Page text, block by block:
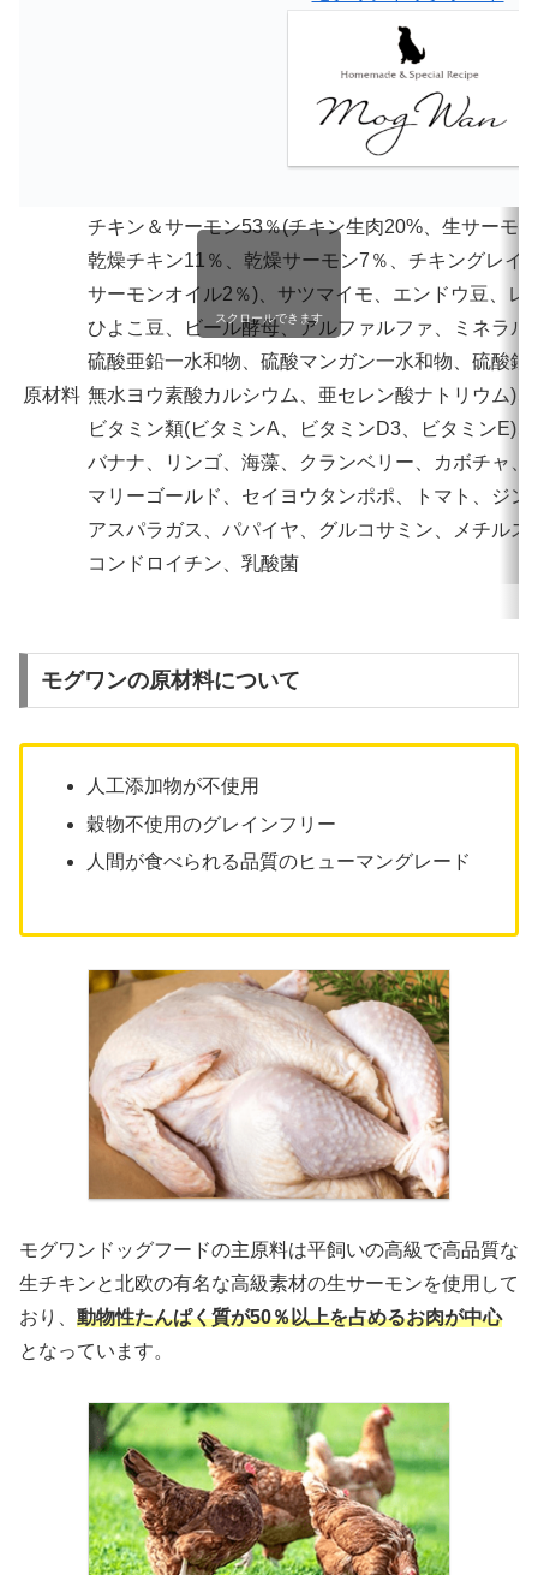
原材料
チキン＆サーモン53％(チキン生肉20%、生サーモ
乾燥チキン11％、乾燥サーモン7％、チキングレイ
サーモンオイル2％)、サツマイモ、エンドウ豆、レ
ひよこ豆、ビール酵母、アルファルファ、ミネラル
硫酸亜鉛一水和物、硫酸マンガン一水和物、硫酸
無水ヨウ素酸カルシウム、亜セレン酸ナトリウム)、
ビタミン類(ビタミンA、ビタミンD3、ビタミンE)
バナナ、リンゴ、海藻、クランベリー、カボチャ、
マリーゴールド、セイヨウタンポポ、トマト、ジン
アスパラガス、パパイヤ、グルコサミン、メチルス
コンドロイチン、乳酸菌
スクロールできます
モグワンの原材料について
人工添加物が不使用
穀物不使用のグレインフリー
人間が食べられる品質のヒューマングレード
モグワンドッグフードの主原料は平飼いの高級で高品質な
生チキンと北欧の有名な高級素材の生サーモンを使用して
おり、 動物性たんぱく質が50％以上を占めるお肉が中心
となっています。